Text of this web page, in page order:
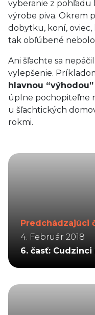
vyberanie z pohľadu
výrobe piva. Okrem
dobytku, koní, oviec,
tak obľúbené nebolo
Ani šľachte sa
vylepšenie.
hlavnou
úplne pochopiteľne
u šľachtických
rokmi.
Predchádzajúci
4. Február 2018
6. časť: Cudzinci